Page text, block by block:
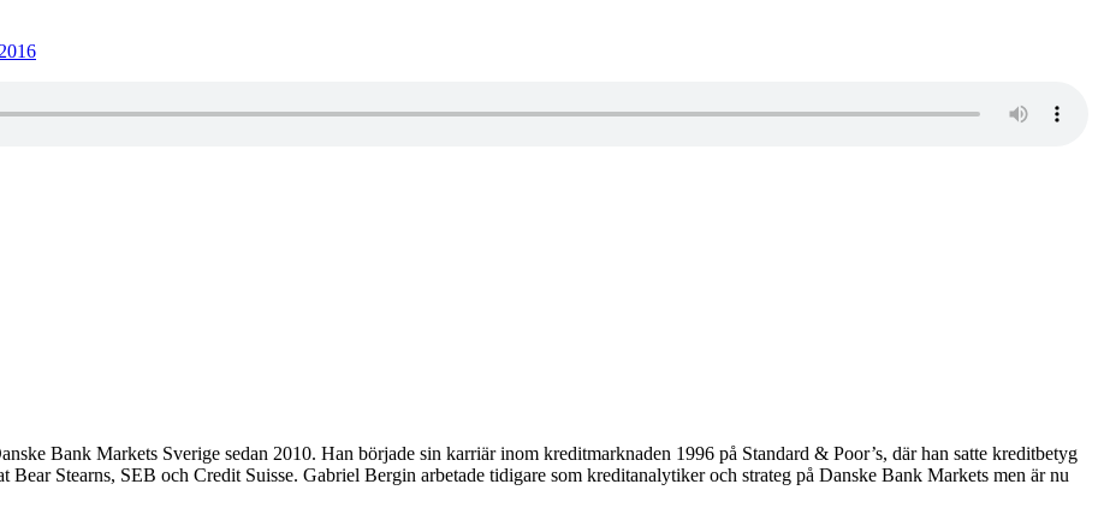
Bank Markets Sverige sedan 2010. Han började sin karriär inom kreditmarknaden 1996 på Standard & Poor’s, där han satte kreditbetyg
Bear Stearns, SEB och Credit Suisse. Gabriel Bergin arbetade tidigare som kreditanalytiker och strateg på Danske Bank Markets men är nu